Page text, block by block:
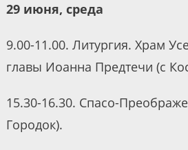
29 июня, среда
9.00-11.00. Литургия. Храм
главы Иоанна Предтечи (с
15.30-16.30. Спасо-
Городок).